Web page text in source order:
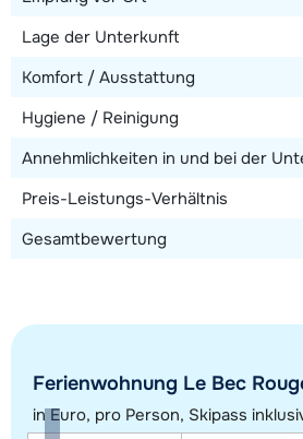
Alle Unterkünfte in diesem
Diese Karte zeigt eine Indikation der Lage
Lage der Unterkunft
Komfort / Ausstattung
Hygiene / Reinigung
Annehmlichkeiten in und bei der
Preis-Leistungs-Verhältnis
Gesamtbewertung
Ferienwohnung Le Bec
in Euro, pro Person, Skipass